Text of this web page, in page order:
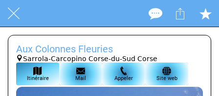
Aux Colonnes Fleuries
Sarrola-Carcopino Corse-du-Sud Corse
Itinéraire Mail Appeler Site web